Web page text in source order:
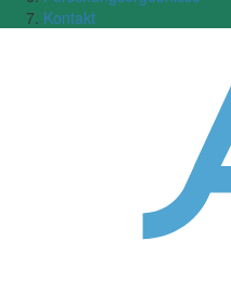
Kontakt